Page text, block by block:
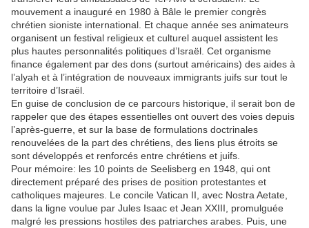
mouvement a inauguré en 1980 à Bâle le premier congrès
chrétien sioniste international. Et chaque année ses animateurs
organisent un festival religieux et culturel auquel assistent les
plus hautes personnalités politiques d’Israël. Cet organisme
finance également par des dons (surtout américains) des aides à
l’alyah et à l’intégration de nouveaux immigrants juifs sur tout le
territoire d’Israël.
En guise de conclusion de ce parcours historique, il serait bon de
rappeler que des étapes essentielles ont ouvert des voies depuis
l’après-guerre, et sur la base de formulations doctrinales
renouvelées de la part des chrétiens, des liens plus étroits se
sont développés et renforcés entre chrétiens et juifs.
Pour mémoire: les 10 points de Seelisberg en 1948, qui ont
directement préparé des prises de position protestantes et
catholiques majeures. Le concile Vatican II, avec Nostra Aetate,
dans la ligne voulue par Jules Isaac et Jean XXIII, promulguée
malgré les pressions hostiles des patriarches arabes. Puis, une